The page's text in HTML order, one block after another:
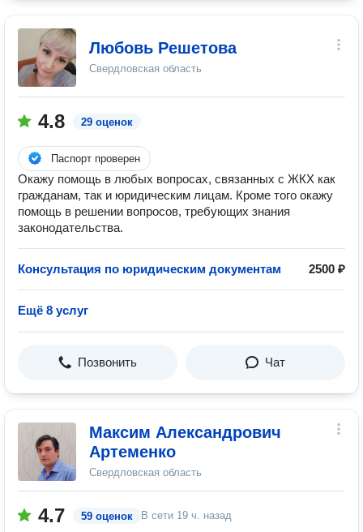
Любовь Решетова
Свердловская область
4.8 29 оценок
Паспорт проверен
Окажу помощь в любых вопросах, связанных с ЖКХ как
гражданам, так и юридическим лицам. Кроме того окажу
помощь в решении вопросов, требующих знания
законодательства.
Консультация по юридическим документам 2500 ₽
Ещё 8 услуг
Позвонить Чат
Максим Александрович
Артеменко
Свердловская область
4.7 59 оценок В сети 19 ч. назад